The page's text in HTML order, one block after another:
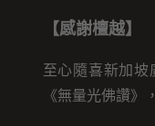
【感謝檀越】
至心隨喜新加
《無量光佛讚》